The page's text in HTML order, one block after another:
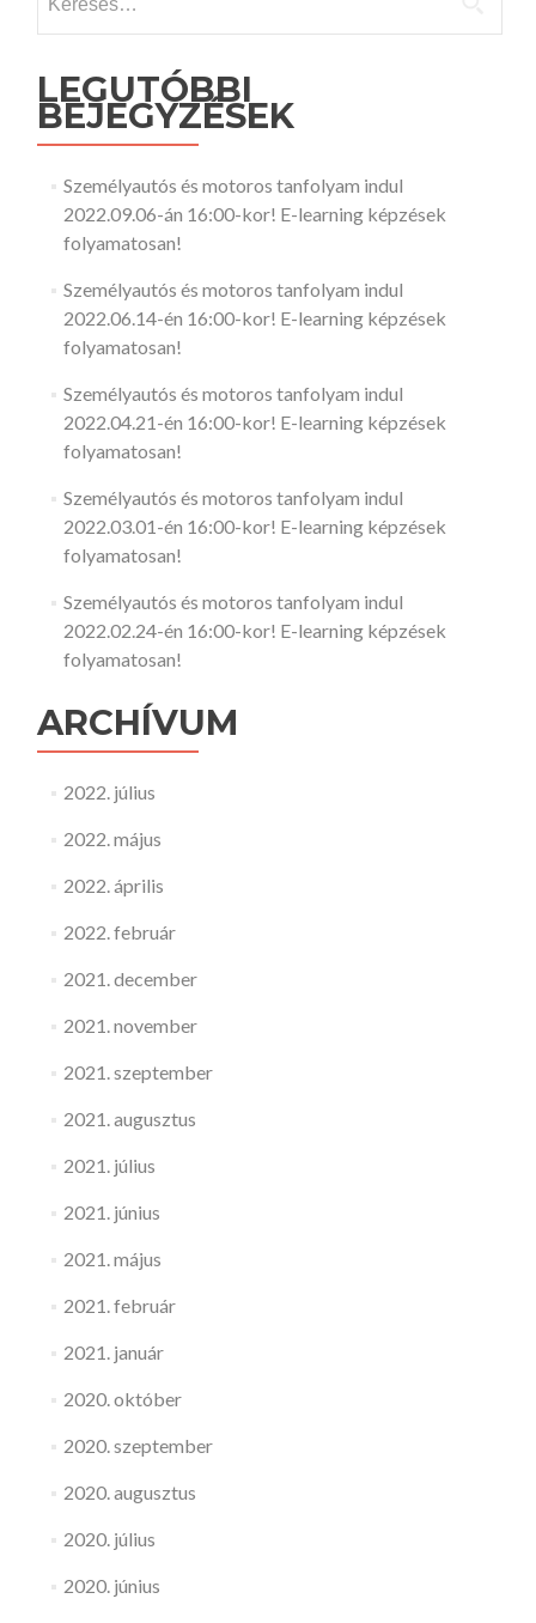
LEGUTÓBBI
BEJEGYZÉSEK
Személyautós és motoros tanfolyam indul
2022.09.06-án 16:00-kor! E-learning képzések
folyamatosan!
Személyautós és motoros tanfolyam indul
2022.06.14-én 16:00-kor! E-learning képzések
folyamatosan!
Személyautós és motoros tanfolyam indul
2022.04.21-én 16:00-kor! E-learning képzések
folyamatosan!
Személyautós és motoros tanfolyam indul
2022.03.01-én 16:00-kor! E-learning képzések
folyamatosan!
Személyautós és motoros tanfolyam indul
2022.02.24-én 16:00-kor! E-learning képzések
folyamatosan!
ARCHÍVUM
2022. július
2022. május
2022. április
2022. február
2021. december
2021. november
2021. szeptember
2021. augusztus
2021. július
2021. június
2021. május
2021. február
2021. január
2020. október
2020. szeptember
2020. augusztus
2020. július
2020. június